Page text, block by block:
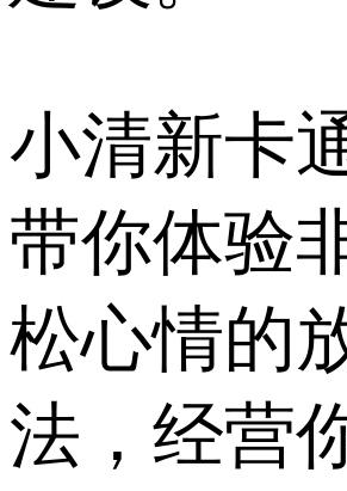
小清新卡
带你体验
松心情的
法，经营